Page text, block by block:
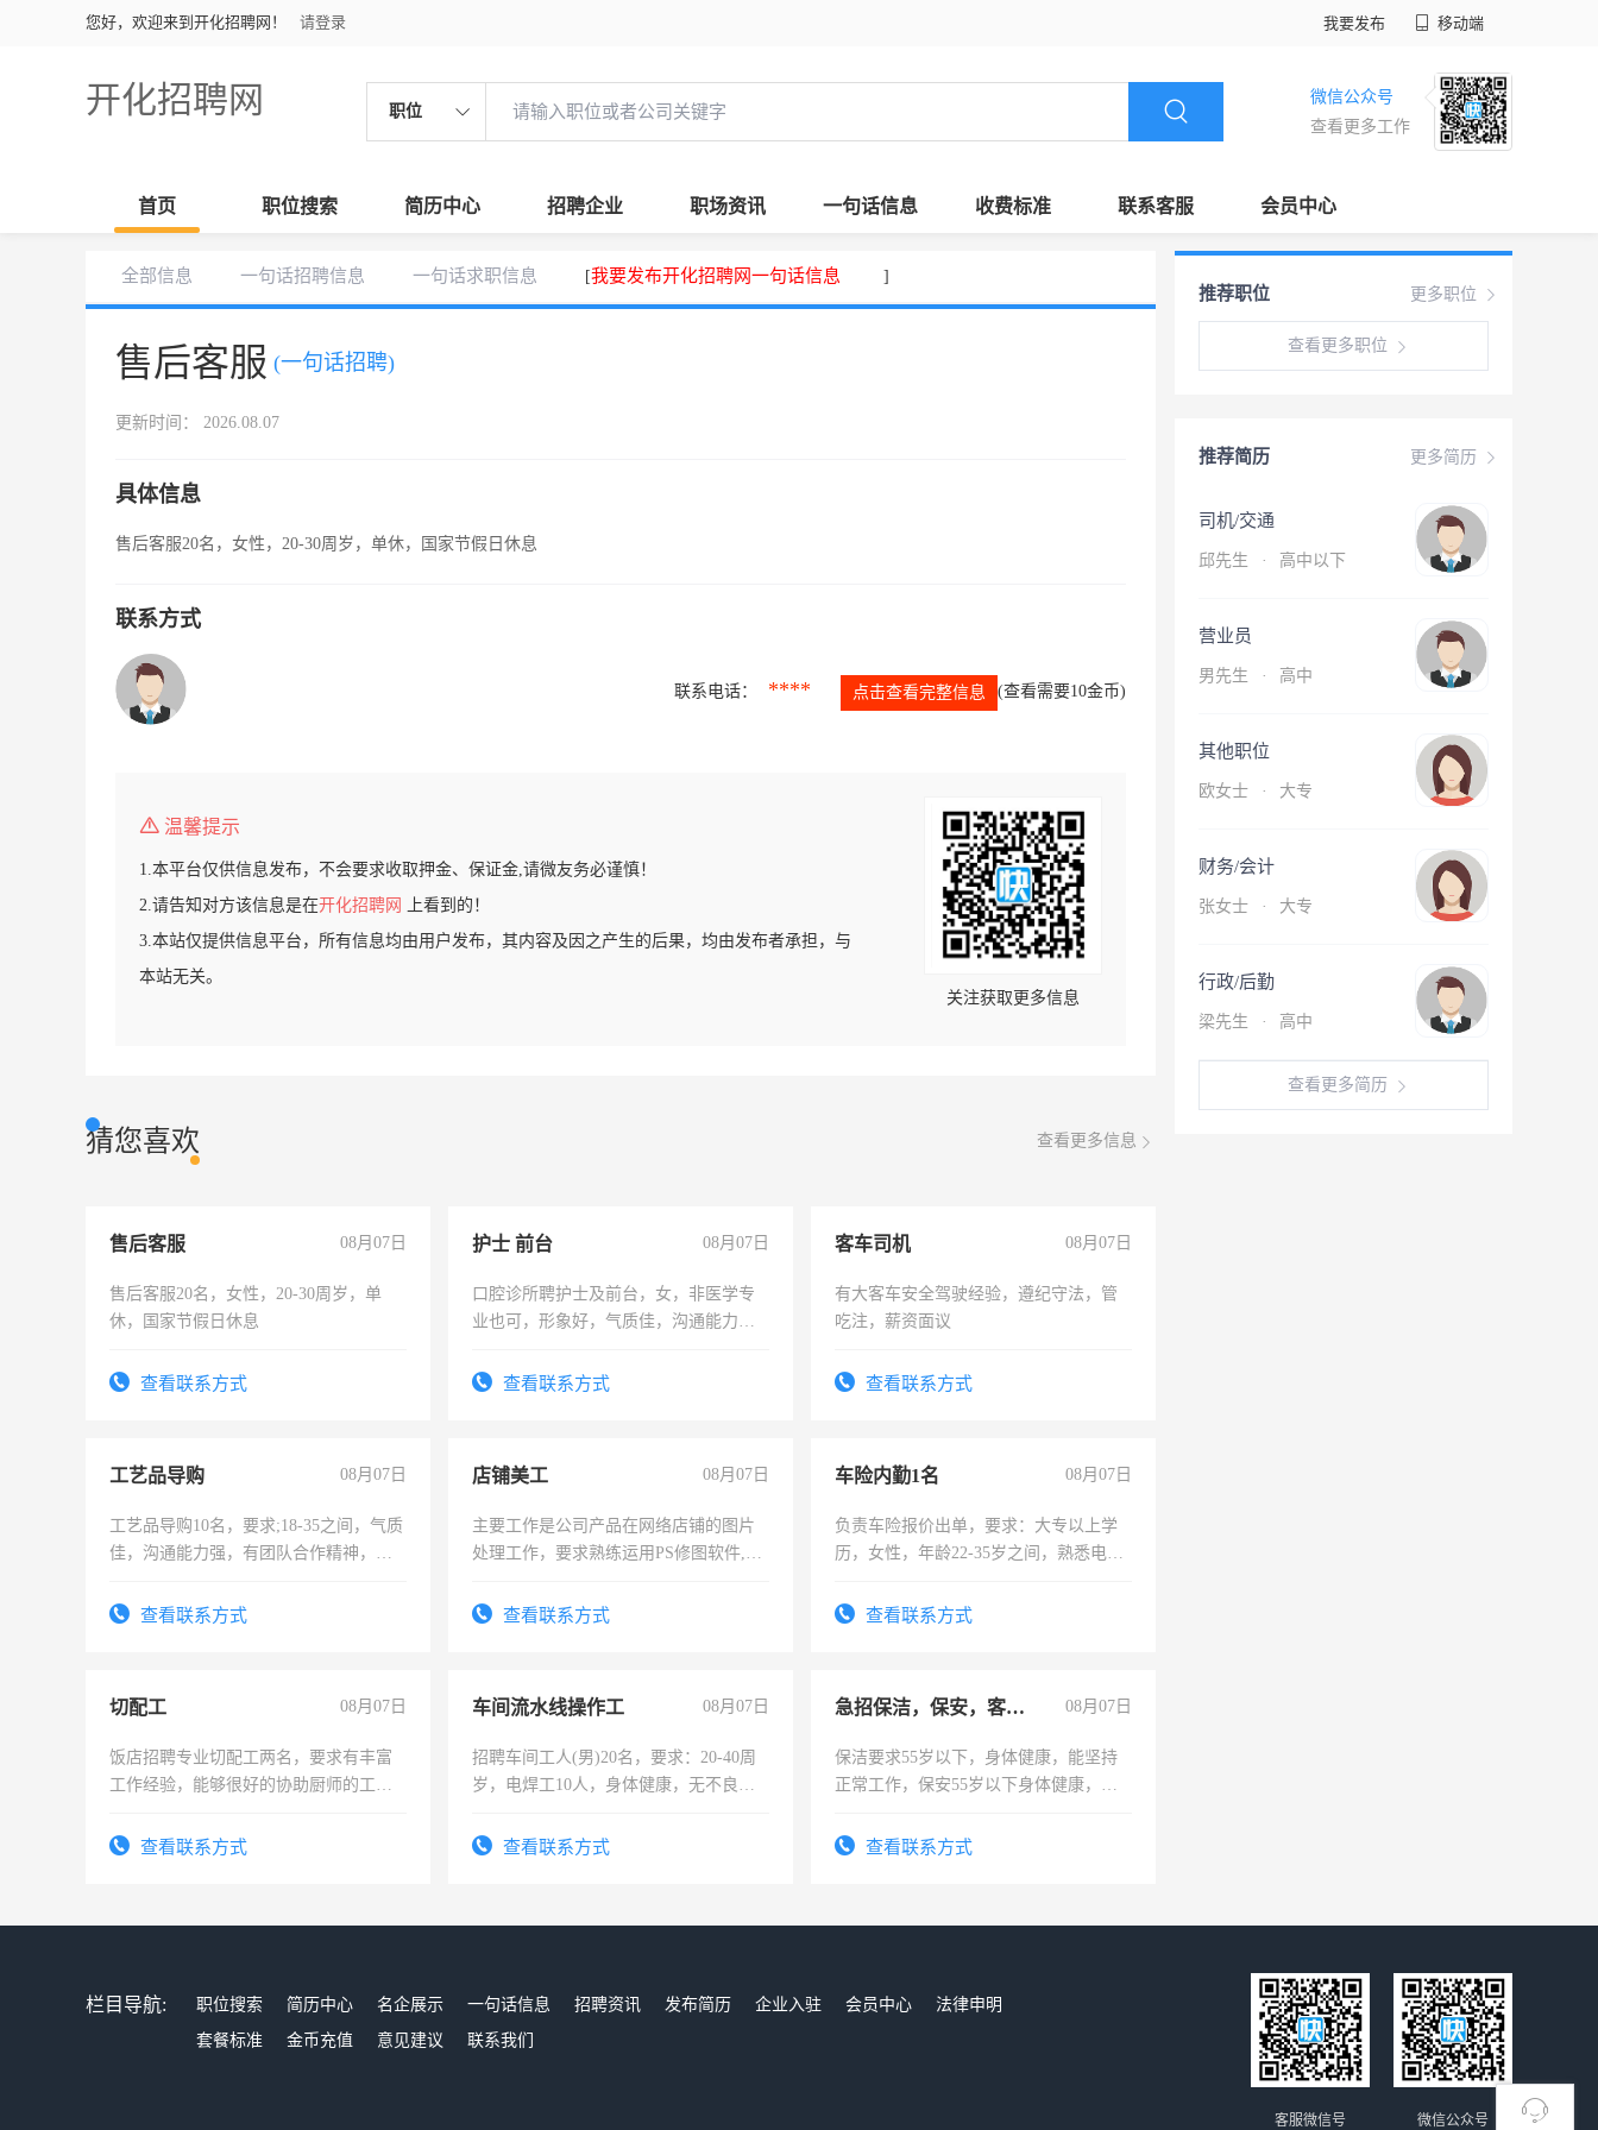
您好，欢迎来到开化招聘网！ 请登录 我要发布 移动端
开化招聘网 职位
微信公众号
查看更多工作
首页 职位搜索 简历中心 招聘企业 职场资讯 一句话信息 收费标准 联系客服 会员中心
全部信息 一句话招聘信息 一句话求职信息 [我要发布开化招聘网一句话信息 ]
售后客服 (一句话招聘)
更新时间： 2026.08.07
具体信息
售后客服20名，女性，20-30周岁，单休，国家节假日休息
联系方式
联系电话： **** 点击查看完整信息 (查看需要10金币)
温馨提示
1.本平台仅供信息发布，不会要求收取押金、保证金,请微友务必谨慎！
2.请告知对方该信息是在开化招聘网
上看到的！
3.本站仅提供信息平台，所有信息均由用户发布，其内容及因之产生的后果，均由发布者承担，与
本站无关。
关注获取更多信息
猜您喜欢 查看更多信息
售后客服 08月07日
售后客服20名，女性，20-30周岁，单
休，国家节假日休息
查看联系方式
护士 前台 08月07日
口腔诊所聘护士及前台，女，非医学专
业也可，形象好，气质佳，沟通能力
查看联系方式
客车司机 08月07日
有大客车安全驾驶经验，遵纪守法，管
吃注，薪资面议
查看联系方式
工艺品导购 08月07日
工艺品导购10名，要求;18-35之间，气质
佳，沟通能力强，有团队合作精神，有
查看联系方式
店铺美工 08月07日
主要工作是公司产品在网络店铺的图片
处理工作，要求熟练运用PS修图软件,工
查看联系方式
车险内勤1名 08月07日
负责车险报价出单，要求：大专以上学
历，女性，年龄22-35岁之间，熟悉电脑
试用期1-3个月，转正后交纳五险，
查看联系方式
切配工 08月07日
饭店招聘专业切配工两名，要求有丰富
工作经验，能够很好的协助厨师的工
4500。查看联系方式
车间流水线操作工 08月07日
招聘车间工人(男)20名，要求：20-40周
岁，电焊工10人，身体健康，无不良嗜
宿，免费发放劳保用品，两班倒，每月
查看联系方式
急招保洁，保安，客服，工程 08月07日
保洁要求55岁以下，身体健康，能坚持
正常工作，保安55岁以下身体健康，有
录，客服要求45岁以下高中以上文化，
查看联系方式
更多职位
推荐职位
查看更多职位
更多简历
推荐简历
司机/交通
邱先生 · 高中以下
营业员
男先生 · 高中
其他职位
欧女士 · 大专
财务/会计
张女士 · 大专
行政/后勤
梁先生 · 高中
查看更多简历
栏目导航: 职位搜索 简历中心 名企展示 一句话信息 招聘资讯 发布简历 企业入驻 会员中心
法律申明
套餐标准
金币充值 意见建议 联系我们
微信公众号
客服微信号